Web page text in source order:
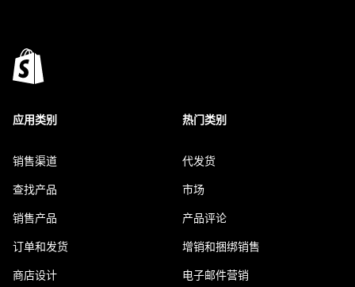
应用类别
销售渠道
查找产品
销售产品
订单和发货
商店设计
热门类别
代发货
市场
产品评论
增销和捆绑销售
电子邮件营销